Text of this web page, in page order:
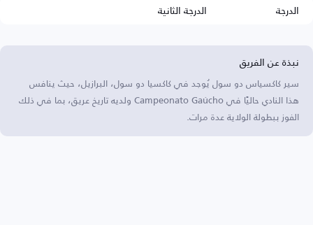
الدرجة
الدرجة الثانية
نبذة عن الفريق
سير كاكسياس دو سول يُوجد في كاكسيا دو سول، البرازيل، حيث ينافس
هذا النادي حاليًا في Campeonato Gaúcho ولديه تاريخ عريق، بما في ذلك
الفوز ببطولة الولاية عدة مرات.